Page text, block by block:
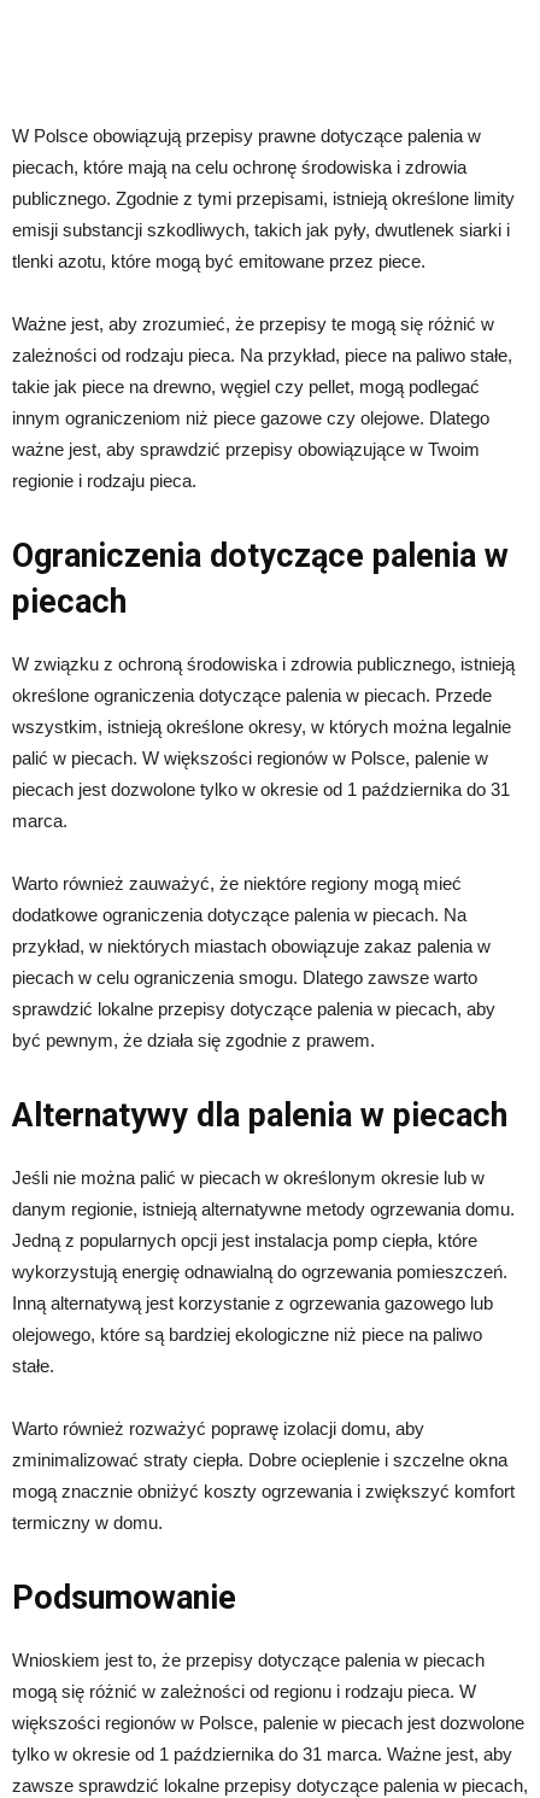
W Polsce obowiązują przepisy prawne dotyczące palenia w
piecach, które mają na celu ochronę środowiska i zdrowia
publicznego. Zgodnie z tymi przepisami, istnieją określone limity
emisji substancji szkodliwych, takich jak pyły, dwutlenek siarki i
tlenki azotu, które mogą być emitowane przez piece.
Ważne jest, aby zrozumieć, że przepisy te mogą się różnić w
zależności od rodzaju pieca. Na przykład, piece na paliwo stałe,
takie jak piece na drewno, węgiel czy pellet, mogą podlegać
innym ograniczeniom niż piece gazowe czy olejowe. Dlatego
ważne jest, aby sprawdzić przepisy obowiązujące w Twoim
regionie i rodzaju pieca.
Ograniczenia dotyczące palenia w
piecach
W związku z ochroną środowiska i zdrowia publicznego, istnieją
określone ograniczenia dotyczące palenia w piecach. Przede
wszystkim, istnieją określone okresy, w których można legalnie
palić w piecach. W większości regionów w Polsce, palenie w
piecach jest dozwolone tylko w okresie od 1 października do 31
marca.
Warto również zauważyć, że niektóre regiony mogą mieć
dodatkowe ograniczenia dotyczące palenia w piecach. Na
przykład, w niektórych miastach obowiązuje zakaz palenia w
piecach w celu ograniczenia smogu. Dlatego zawsze warto
sprawdzić lokalne przepisy dotyczące palenia w piecach, aby
być pewnym, że działa się zgodnie z prawem.
Alternatywy dla palenia w piecach
Jeśli nie można palić w piecach w określonym okresie lub w
danym regionie, istnieją alternatywne metody ogrzewania domu.
Jedną z popularnych opcji jest instalacja pomp ciepła, które
wykorzystują energię odnawialną do ogrzewania pomieszczeń.
Inną alternatywą jest korzystanie z ogrzewania gazowego lub
olejowego, które są bardziej ekologiczne niż piece na paliwo
stałe.
Warto również rozważyć poprawę izolacji domu, aby
zminimalizować straty ciepła. Dobre ocieplenie i szczelne okna
mogą znacznie obniżyć koszty ogrzewania i zwiększyć komfort
termiczny w domu.
Podsumowanie
Wnioskiem jest to, że przepisy dotyczące palenia w piecach
mogą się różnić w zależności od regionu i rodzaju pieca. W
większości regionów w Polsce, palenie w piecach jest dozwolone
tylko w okresie od 1 października do 31 marca. Ważne jest, aby
zawsze sprawdzić lokalne przepisy dotyczące palenia w piecach,